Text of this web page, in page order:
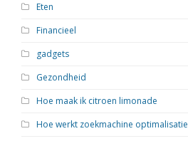
Eten
Financieel
gadgets
Gezondheid
Hoe maak ik citroen limonade
Hoe werkt zoekmachine optimalisatie